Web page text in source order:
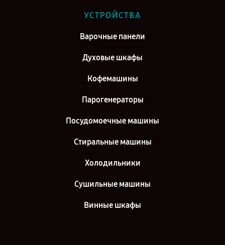
Ремонт духового шкафа Siemens HB63AS521 в г. Саратов
Ремонт духового шкафа Siemens HB63AS521 в г. Киров
УСТРОЙСТВА
Варочные панели
Духовые шкафы
Кофемашины
Парогенераторы
Посудомоечные машины
Стиральные машины
Холодильники
Сушильные машины
Винные шкафы